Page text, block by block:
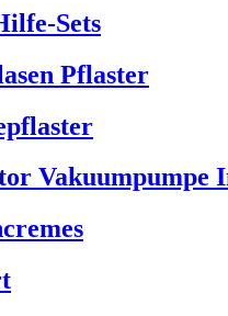
Sets
Pflaster
Vakuumpumpe